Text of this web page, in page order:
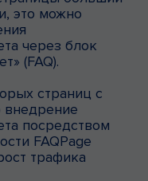
это можно
через блок
(FAQ).
страниц с
посредством
FAQPage
трафика